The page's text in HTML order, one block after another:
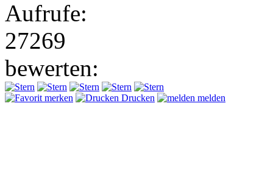
Aufrufe:
27269
bewerten:
merken Drucken melden